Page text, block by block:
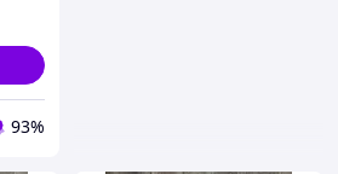
93%